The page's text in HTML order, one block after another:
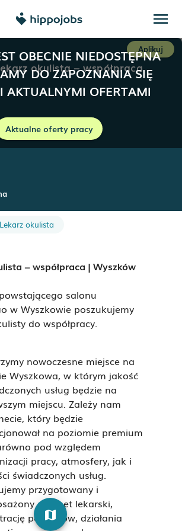
menu
OBECNIE NIEDOSTĘPNA
DO ZAPOZNANIA SIĘ
AKTUALNYMI OFERTAMI
Aktualne oferty pracy
Aplikuj
okulista – współpraca
Lekarz okulista
– współpraca | Wyszków
salonu
w Wyszkowie poszukujemy
do współpracy.
nowoczesne miejsce na
Wyszkowa, w którym jakość
usług będzie na
miejscu. Zależy nam
który będzie
na poziomie premium
pod względem
pracy, atmosfery, jak i
świadczonych usług.
przygotowany i
gabinet lekarski,
pacjentów, działania
map